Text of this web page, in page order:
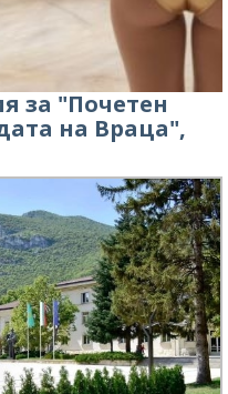
за "Почетен
на Враца",